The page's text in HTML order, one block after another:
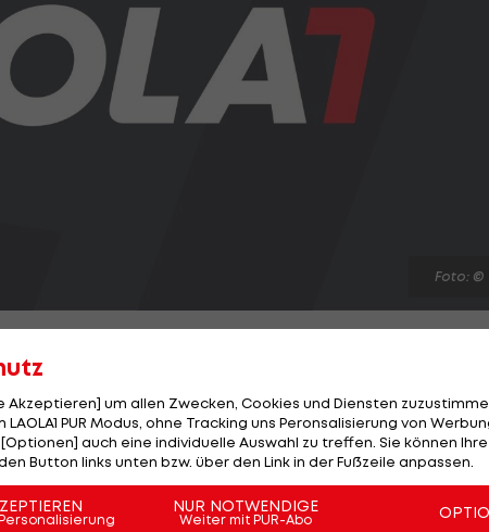
Foto: ©
Deutschland-GP am Nürburgring die Bestzeit. Der
Fahrern Mark Webber (+0,323 Sek.) und
Rückstand weist nur noch der Viertplatzierte,
beiden McLaren von Lewis Hamilton und Jenson
Akzeptieren] um allen Zwecken, Cookies und Diensten
PUR Modus, ohne Tracking uns Peronsalisierung von
auch eine individuelle Auswahl zu treffen. Sie können
Button links unten bzw. über den Link in der Fußzeile anpassen.
NUR NOTWENDIGE
Weiter mit PUR-Abo